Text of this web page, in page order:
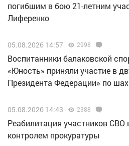
погибшим в бою 21-летним
Лиференко
05.08.2026 14:57 2998
Воспитанники балаковской
«Юность» приняли участие в
Президента Федерации» по
05.08.2026 14:43 2388
Реабилитация участников СВО
контролем прокуратуры